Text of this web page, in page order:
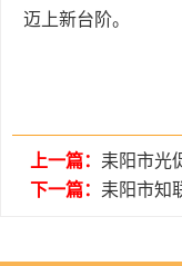
迈上新台阶。
上一篇： 耒阳市光
下一篇： 耒阳市知